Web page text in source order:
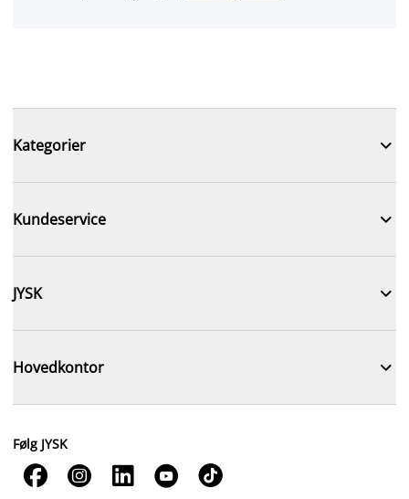
Kategorier 
Kundeservice 
JYSK 
Hovedkontor 
Følg JYSK
    